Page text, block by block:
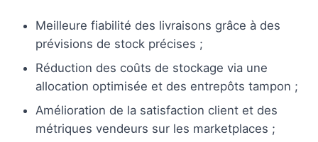
Meilleure fiabilité des livraisons grâce à des
prévisions de stock précises ;
Réduction des coûts de stockage via une
allocation optimisée et des entrepôts tampon ;
Amélioration de la satisfaction client et des
métriques vendeurs sur les marketplaces ;